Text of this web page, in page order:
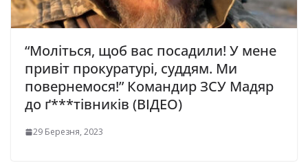
“Моліться, щоб вас посадили! У мене
привіт прокуратурі, суддям. Ми
повернемося!” Командир ЗСУ Мадяр
до ґ***тівників (ВІДЕО)
29 Березня, 2023